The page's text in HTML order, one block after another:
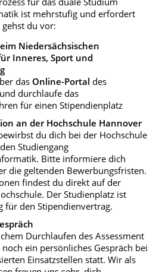
ist mehrstufig und erfordert
du vor:
Niedersächsischen
Inneres, Sport und
das Online-Portal des
durchlaufe das
für einen Stipendienplatz
an der Hochschule Hannover
du dich bei der Hochschule
Studiengang
Bitte informiere dich
die geltenden Bewerbungsfristen.
findest du direkt auf der
Der Studienplatz ist
für den Stipendienvertrag.
Durchlaufen des Assessment
ein persönliches Gespräch bei
Einsatzstellen statt. Wir als